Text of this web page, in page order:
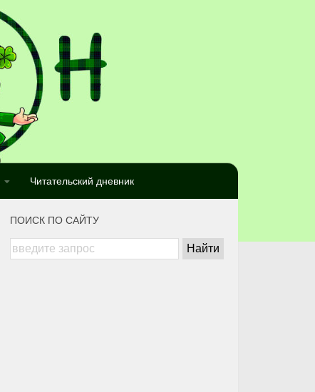
Читательский дневник
ПОИСК ПО САЙТУ